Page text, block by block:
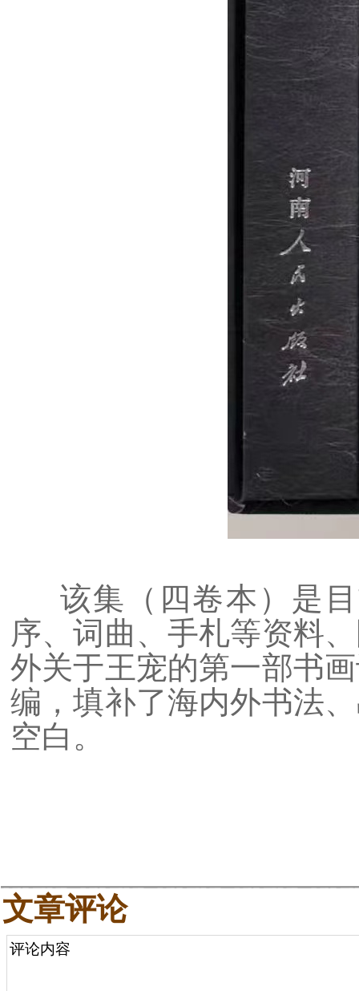
该集（四卷本）是目
序、词曲、手札等资料
外关于王宠的第一部书
编，填补了海内外书法
空白。
文章评论